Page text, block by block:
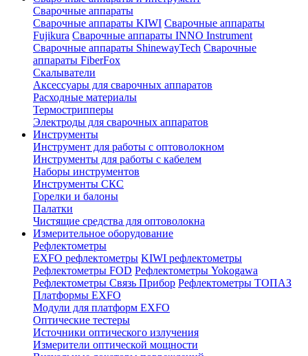
Сварочные аппараты
Сварочные аппараты KIWI Сварочные аппараты
Fujikura Сварочные аппараты INNO Instrument
Сварочные аппараты ShinewayTech Cварочные
аппараты FiberFox
Скалыватели
Аксессуары для сварочных аппаратов
Расходные материалы
Термострипперы
Электроды для сварочных аппаратов
Инструменты
Инструмент для работы с оптоволокном
Инструменты для работы с кабелем
Наборы инструментов
Инструменты СКС
Горелки и балоны
Палатки
Чистящие средства для оптоволокна
Измерительное оборудование
Рефлектометры
EXFO рефлектометры KIWI рефлектометры
Рефлектометры FOD Рефлектометры Yokogawa
Рефлектометры Связь Прибор Рефлектометры ТОПАЗ
Платформы EXFO
Модули для платформ EXFO
Оптические тестеры
Источники оптического излучения
Измерители оптической мощности